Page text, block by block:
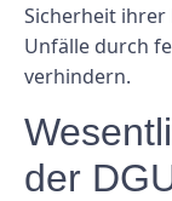
Sicherheit
Unfälle durch
verhindern.
der